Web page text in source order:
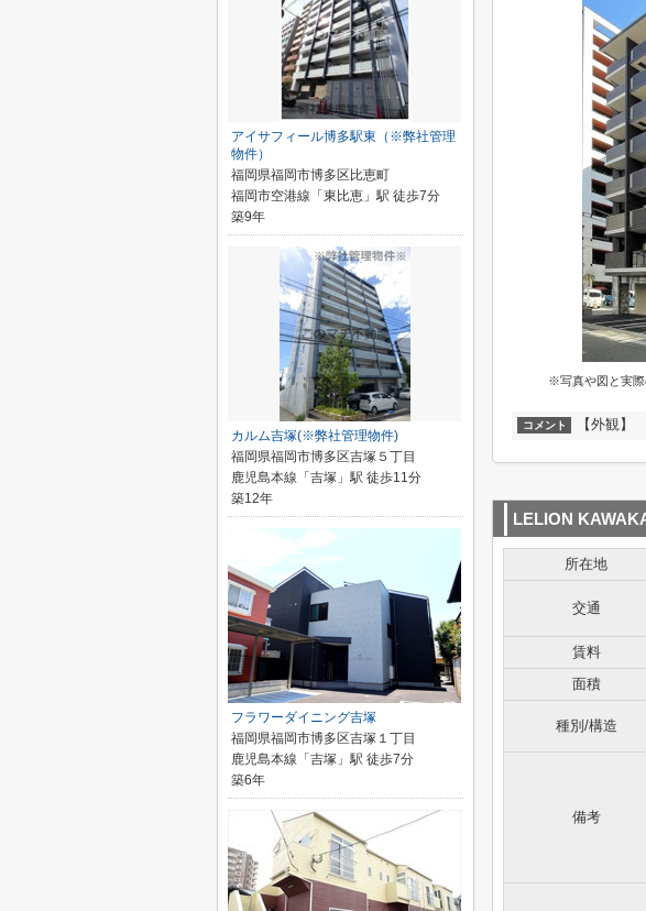
※写真や図と実際
コメント 【外観】
LELION
所在地
交通
賃料
面積
種別/構造
備考
アイサフィール博多駅東（※弊社管理
物件）
福岡県福岡市博多区比恵町
福岡市空港線「東比恵」駅 徒歩7分
築9年
カルム吉塚(※弊社管理物件)
福岡県福岡市博多区吉塚５丁目
鹿児島本線「吉塚」駅 徒歩11分
築12年
フラワーダイニング吉塚
福岡県福岡市博多区吉塚１丁目
鹿児島本線「吉塚」駅 徒歩7分
築6年